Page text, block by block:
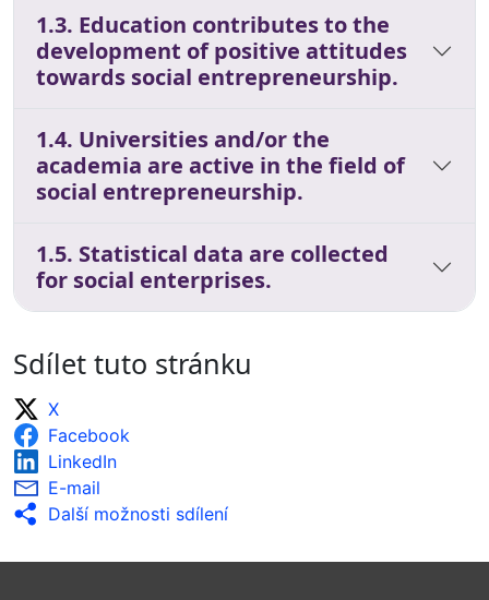
1.3. Education contributes to the
development of positive attitudes
towards social entrepreneurship.
1.4. Universities and/or the
academia are active in the field of
social entrepreneurship.
1.5. Statistical data are collected
for social enterprises.
Sdílet tuto stránku
X
Facebook
LinkedIn
E-mail
Další možnosti sdílení